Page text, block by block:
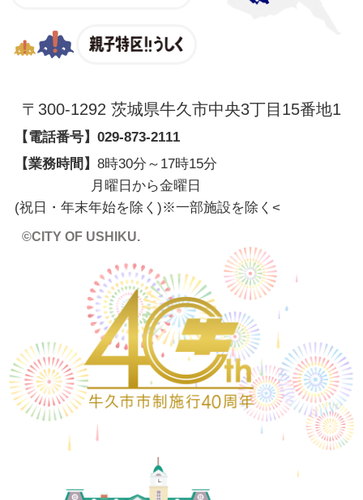
〒300-1292 茨城県牛久市中央3丁目15番地1
【電話番号】 029-873-2111
【業務時間】 8時30分～17時15分
月曜日から金曜日
(祝日・年末年始を除く)※一部施設を除く <
©CITY OF USHIKU.